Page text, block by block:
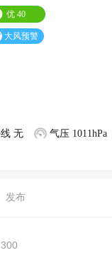
优 40
大风预警
无 气压 1011hPa
发布